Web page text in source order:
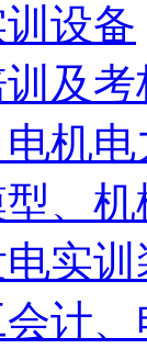
设备
及
机
、
实训
计